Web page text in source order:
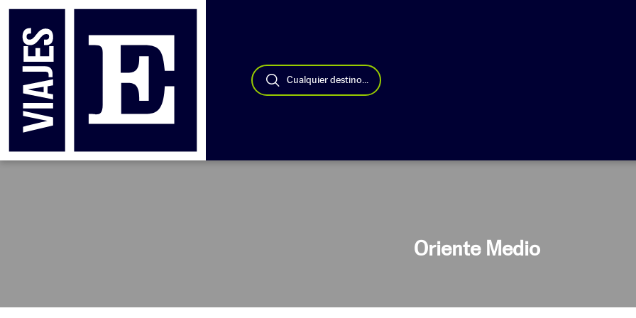
Cualquier destino...
Oriente Medio